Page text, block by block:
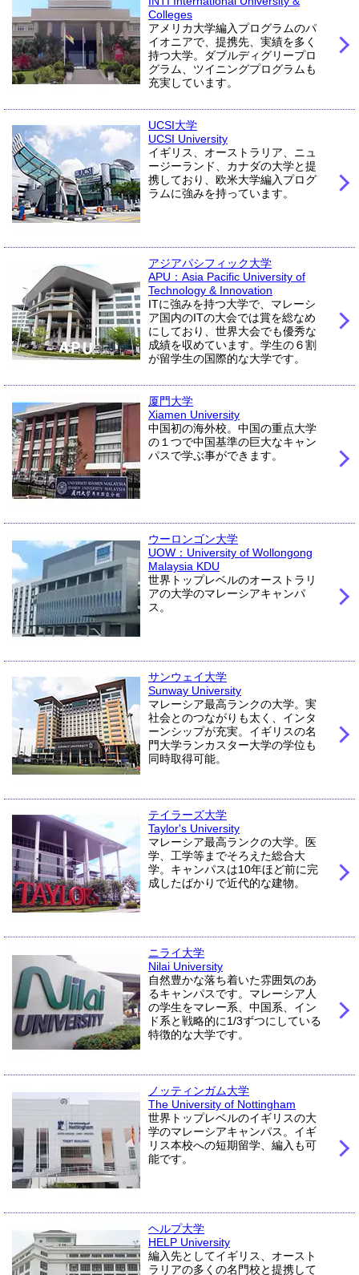
Colleges
アメリカ大学編入プログラムのパ
イオニアで、提携先、実績を多く
持つ大学。ダブルディグリープロ
グラム、ツイニングプログラムも
充実しています。
UCSI大学
UCSI University
イギリス、オーストラリア、ニュ
ージーランド、カナダの大学と提
携しており、欧米大学編入プログ
ラムに強みを持っています。
アジアパシフィック大学
APU：Asia Pacific University of
Technology & Innovation
ITに強みを持つ大学で、マレーシ
ア国内のITの大会では賞を総なめ
にしており、世界大会でも優秀な
成績を収めています。学生の６割
が留学生の国際的な大学です。
厦門大学
Xiamen University
中国初の海外校。中国の重点大学
の１つで中国基準の巨大なキャン
パスで学ぶ事ができます。
ウーロンゴン大学
UOW：University of Wollongong
Malaysia KDU
世界トップレベルのオーストラリ
アの大学のマレーシアキャンパ
ス。
サンウェイ大学
Sunway University
マレーシア最高ランクの大学。実
社会とのつながりも太く、インタ
ーンシップが充実。イギリスの名
門大学ランカスター大学の学位も
同時取得可能。
テイラーズ大学
Taylor's University
マレーシア最高ランクの大学。医
学、工学等までそろえた総合大
学。キャンパスは10年ほど前に完
成したばかりで近代的な建物。
ニライ大学
Nilai University
自然豊かな落ち着いた雰囲気のあ
るキャンパスです。マレーシア人
の学生をマレー系、中国系、イン
ド系と戦略的に1/3ずつにしている
特徴的な大学です。
ノッティンガム大学
The University of Nottingham
世界トップレベルのイギリスの大
学のマレーシアキャンパス。イギ
リス本校への短期留学、編入も可
能です。
ヘルプ大学
HELP University
編入先としてイギリス、オースト
ラリアの多くの名門校と提携して